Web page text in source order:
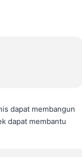
dapat membangun
dapat membantu